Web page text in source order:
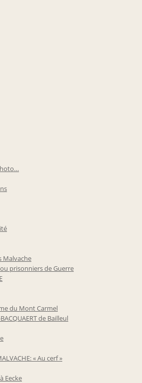
Malvache
prisonniers de Guerre
du Mont Carmel
de Bailleul
« Au cerf »
Eecke